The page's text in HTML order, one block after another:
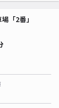
「2番」